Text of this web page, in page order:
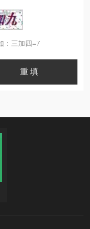
：三加四=7